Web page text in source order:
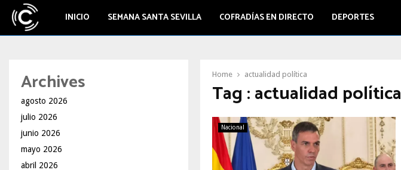
INICIO SEMANA SANTA SEVILLA COFRADÍAS EN DIRECTO DEPORTES
Home actualidad política
Tag : actualidad política
Nacional
Archives
agosto 2026
julio 2026
junio 2026
mayo 2026
abril 2026